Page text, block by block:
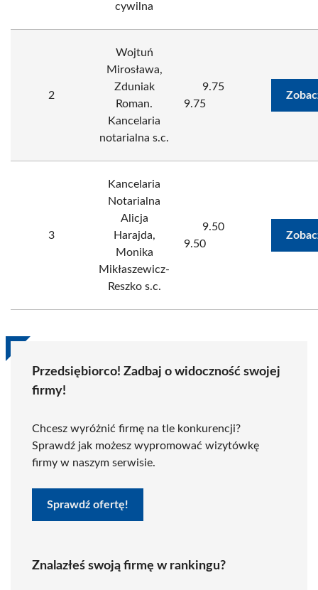
cywilna
2
Wojtuń
Mirosława,
Zduniak
Roman.
Kancelaria
notarialna s.c.
9.75
9.75
3
Kancelaria
Notarialna
Alicja
Harajda,
Monika
Mikłaszewicz-
Reszko s.c.
9.50
9.50
Przedsiębiorco! Zadbaj o widoczność swojej
firmy!
Chcesz wyróżnić firmę na tle konkurencji?
Sprawdź jak możesz wypromować wizytówkę
firmy w naszym serwisie.
Sprawdź ofertę!
Znalazłeś swoją firmę w rankingu?